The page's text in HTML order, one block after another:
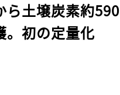
ら土壌炭素約590
。初の定量化